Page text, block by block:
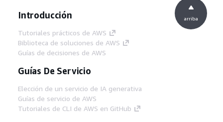
Introducción
Tutoriales prácticos de AWS
Biblioteca de soluciones de AWS
Guías de decisiones de AWS
Guías De Servicio
Elección de un servicio de IA generativa
Guías de servicio de AWS
Tutoriales de CLI de AWS en GitHub
arriba